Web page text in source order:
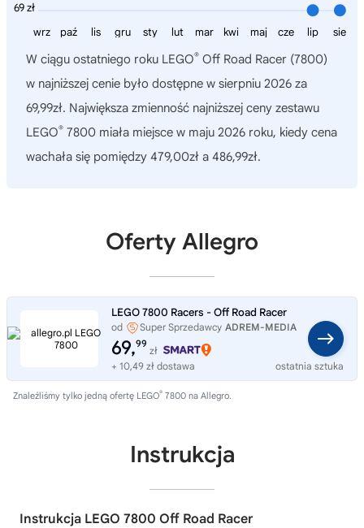
69 zł
sie
lip
cze
maj
kwi
mar
lut
sty
gru
lis
paź
wrz
W ciągu ostatniego roku LEGO® Off Road Racer (7800)
w najniższej cenie było dostępne w sierpniu 2026 za
69,99zł. Największa zmienność najniższej ceny zestawu
LEGO® 7800 miała miejsce w maju 2026 roku, kiedy cena
wachała się pomiędzy 479,00zł a 486,99zł.
Oferty Allegro
LEGO 7800 Racers - Off Road Racer
od Super Sprzedawcy ADREM-MEDIA
69,99
zł
+ 10,49 zł dostawa
ostatnia sztuka
Znaleźliśmy tylko jedną ofertę LEGO® 7800 na Allegro.
Instrukcja
Instrukcja LEGO 7800 Off Road Racer